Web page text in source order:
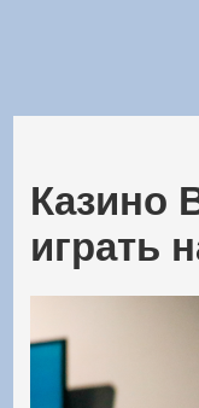
Казино
играть